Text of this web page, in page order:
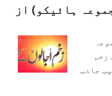
ہائیکو) از
زخم
جاذب